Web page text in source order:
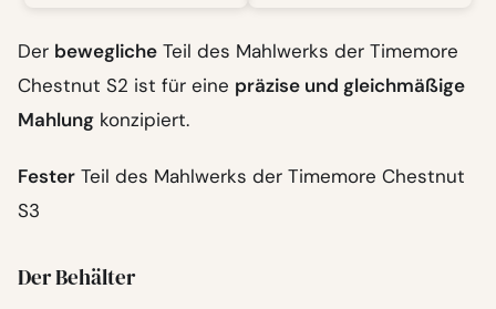
Der bewegliche Teil des Mahlwerks der Timemore
Chestnut S2 ist für eine präzise und gleichmäßige
Mahlung konzipiert.
Fester Teil des Mahlwerks der Timemore Chestnut
S3
Der Behälter